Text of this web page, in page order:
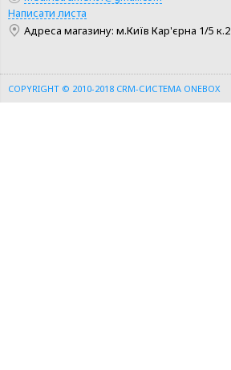
Написати листа
Адреса магазину: м.Київ Кар'єрна 1/5 к.2
COPYRIGHT © 2010-2018 CRM-СИСТЕМА ONEBOX